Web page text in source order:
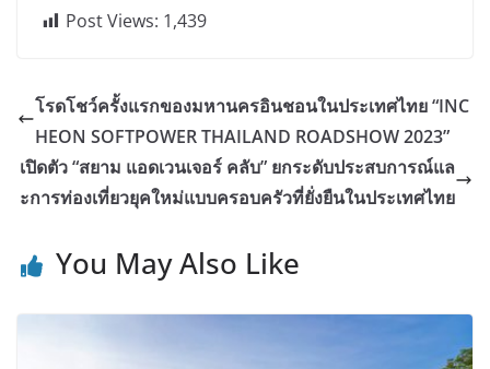
Post Views: 1,439
โรดโชว์ครั้งแรกของมหานครอินชอนในประเทศไทย “INC
HEON SOFTPOWER THAILAND ROADSHOW 2023”
เปิดตัว “สยาม แอดเวนเจอร์ คลับ” ยกระดับประสบการณ์แล
ะการท่องเที่ยวยุคใหม่แบบครอบครัวที่ยั่งยืนในประเทศไทย
You May Also Like